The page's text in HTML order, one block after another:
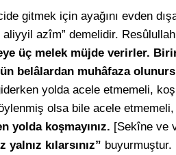
gitmek için ayağını evden
azîm” demelidir. Resûlullah
üç melek müjde verirler.
belâlardan muhâfaza
yolda acele etmemeli,
olsa bile acele etmemeli,
yolda koşmayınız. [Sekîne ve
kılarsınız” buyurmuştur.